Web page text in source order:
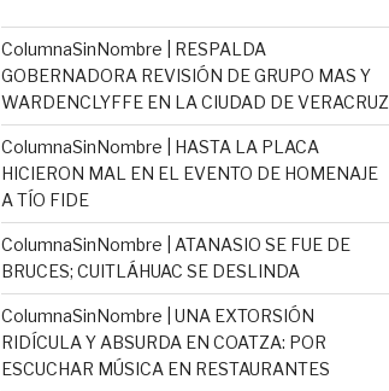
ColumnaSinNombre | RESPALDA
GOBERNADORA REVISIÓN DE GRUPO MAS Y
WARDENCLYFFE EN LA CIUDAD DE VERACRUZ
ColumnaSinNombre | HASTA LA PLACA
HICIERON MAL EN EL EVENTO DE HOMENAJE
A TÍO FIDE
ColumnaSinNombre | ATANASIO SE FUE DE
BRUCES; CUITLÁHUAC SE DESLINDA
ColumnaSinNombre | UNA EXTORSIÓN
RIDÍCULA Y ABSURDA EN COATZA: POR
ESCUCHAR MÚSICA EN RESTAURANTES